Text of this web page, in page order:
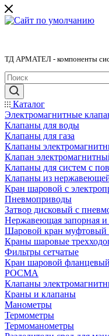
ТД АРМАТЕЛ - компоненты
Каталог
Электромагнитные
Клапаны для воды
Клапаны для газа
Клапаны
Клапан
Клапаны для систем с
Клапаны из
Кран шаровой с
Пневмоприводы
Затвор дисковый с
Нержавеющая запорная
Шаровой кран
Краны шаровые
Фильтры сетчатые
Кран шаровой фланцевый
РОСМА
Клапаны
Краны и клапаны
Манометры
Термометры
Термоманометры